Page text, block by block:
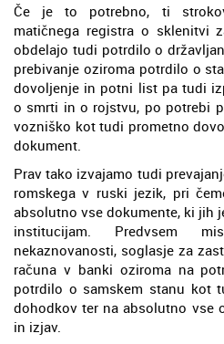
Če je to potrebno, ti
matičnega registra o sklenitvi
obdelajo tudi potrdilo o
prebivanje oziroma potrdilo o
dovoljenje in potni list pa tudi
o smrti in o rojstvu, po potrebi
vozniško kot tudi prometno
dokument.
Prav tako izvajamo tudi
romskega v ruski jezik, pri
absolutno vse dokumente, ki jih
institucijam. Predvsem
nekaznovanosti, soglasje za
računa v banki oziroma na
potrdilo o samskem stanu kot
dohodkov ter na absolutno vse
in izjav.